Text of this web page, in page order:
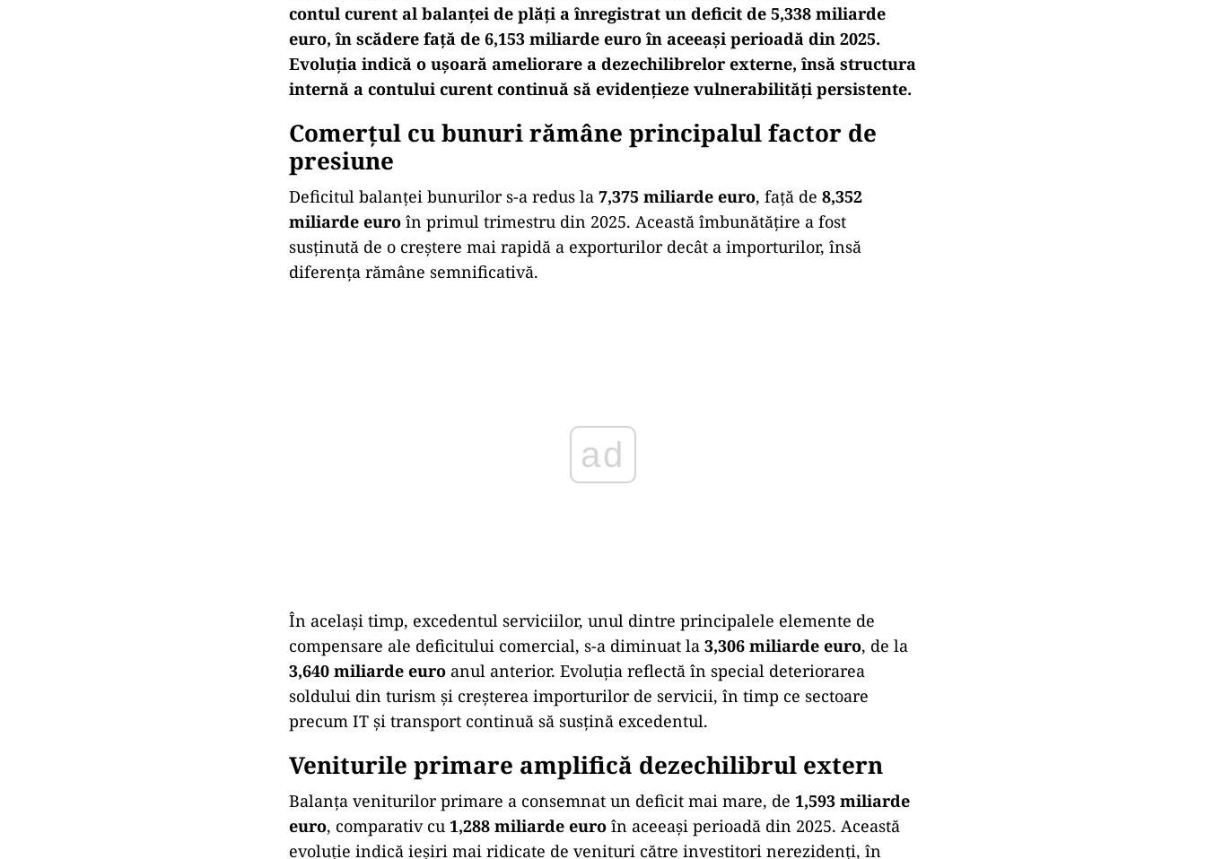
contul curent al balanței de plăți a înregistrat un deficit de 5,338 miliarde
euro, în scădere față de 6,153 miliarde euro în aceeași perioadă din 2025.
Evoluția indică o ușoară ameliorare a dezechilibrelor externe, însă structura
internă a contului curent continuă să evidențieze vulnerabilități persistente.
Comerțul cu bunuri rămâne principalul factor de
presiune
Deficitul balanței bunurilor s-a redus la 7,375 miliarde euro, față de 8,352
miliarde euro în primul trimestru din 2025. Această îmbunătățire a fost
susținută de o creștere mai rapidă a exporturilor decât a importurilor, însă
diferența rămâne semnificativă.
În același timp, excedentul serviciilor, unul dintre principalele elemente de
compensare ale deficitului comercial, s-a diminuat la 3,306 miliarde euro, de la
3,640 miliarde euro anul anterior. Evoluția reflectă în special deteriorarea
soldului din turism și creșterea importurilor de servicii, în timp ce sectoare
precum IT și transport continuă să susțină excedentul.
Veniturile primare amplifică dezechilibrul extern
Balanța veniturilor primare a consemnat un deficit mai mare, de 1,593 miliarde
euro, comparativ cu 1,288 miliarde euro în aceeași perioadă din 2025. Această
evoluție indică ieșiri mai ridicate de venituri către investitori nerezidenți, în